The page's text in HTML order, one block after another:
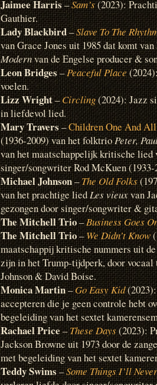
Jaimee Harris–Sam’s(2023):
Gauthier.
Lady Blackbird–Slave To The
van Grace Jones uit 1985 dat komt
Modernvan de Engelse producer &
Leon Bridges–Peaceful Place
voelen.
Lizz Wright–Circling(2024): Jazz
in liefdevol lied.
Mary Travers–Children One And All
(1936-2009) van het folktrioPeter,
van het maatschappelijk kritische lied
singer/songwriter Rod McKuen
Michael Johnson–The Old Folks
van het prachtige liedLes vieuxvan
gezongen door singer/songwriter &
The Mitchell Trio–Business Goes
The Mitchell Trio–We Didn’t Know
maatschappij kritische nummers uit
zijn in het Trump-tijdperk, door
Johnson & David Boise.
Monica Martin–Go Easy Kid
accepteren die je geen controle hebt
begeleiding van het sextet
Rachael Price–These Days(2023):
Jackson Browne uit 1973 door de
met begeleiding van het sextet
Teddy Swims–Some Things I’ll